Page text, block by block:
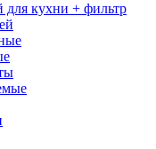
для кухни + фильтр